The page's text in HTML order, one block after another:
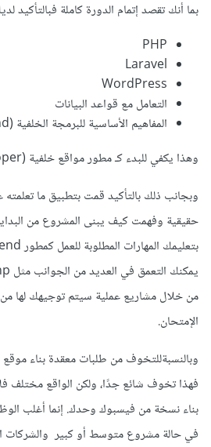
أساسيات لغة PHP
تطوير قوالب ووردبريس
تطوير قالب ووردبريس أخباري
تطوير متجر إلكتروني في
الإعتماد على لارافل لإدارة قواعد البيانات.
بما أنك تقصد إتمام الدورة كاملة فبالتأكيد
PHP
Laravel
WordPress
التعامل مع قواعد البيانات
المفاهيم الأساسية للبرمجة الخلفية (Back-End)
وهذا يكفي للبدء كـ مطور مواقع خلفية (Back-End Developer).
وبجانب ذلك بالتأكيد قمت بتطبيق ما
حقيقية وفهمت كيف يبنى المشروع من البداية
من خلال مشاريع عملية سيتم توجيهك لها
الإمتحان.
وبالنسبةللتخوف من طلبات معقدة بناء
فهذا تخوف شائع جدًا، ولكن الواقع مختلف
بناء نسخة من فيسبوك وحدك. إنما أغلب
في حالة مشروع متوسط أو كبير والشركات